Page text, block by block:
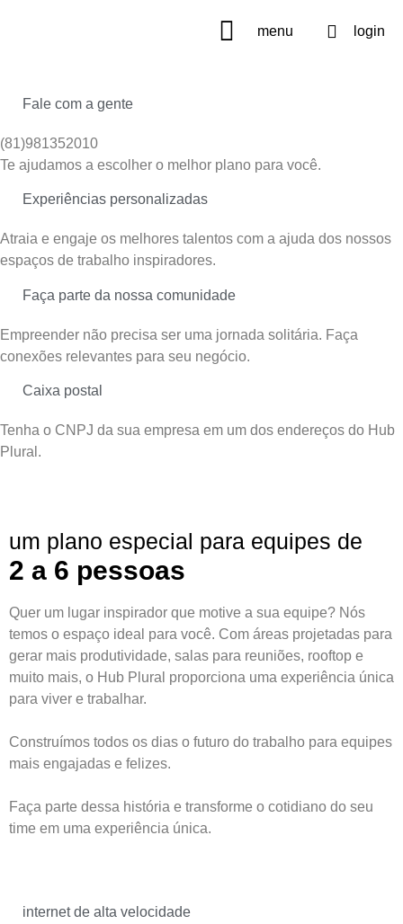
menu login
Fale com a gente
(81)981352010
Te ajudamos a escolher o melhor plano para você.
Experiências personalizadas
Atraia e engaje os melhores talentos com a ajuda dos nossos
espaços de trabalho inspiradores.
Faça parte da nossa comunidade
Empreender não precisa ser uma jornada solitária. Faça
conexões relevantes para seu negócio.
Caixa postal
Tenha o CNPJ da sua empresa em um dos endereços do Hub
Plural.
um plano especial para equipes de
2 a 6 pessoas
Quer um lugar inspirador que motive a sua equipe? Nós
temos o espaço ideal para você. Com áreas projetadas para
gerar mais produtividade, salas para reuniões, rooftop e
muito mais, o Hub Plural proporciona uma experiência única
para viver e trabalhar.
Construímos todos os dias o futuro do trabalho para equipes
mais engajadas e felizes.
Faça parte dessa história e transforme o cotidiano do seu
time em uma experiência única.
internet de alta velocidade